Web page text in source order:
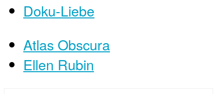
Doku-Liebe
Atlas Obscura
Ellen Rubin